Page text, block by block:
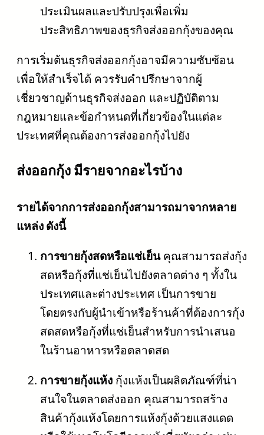
ประเมินผลและปรับปรุงเพื่อเพิ่ม
ประสิทธิภาพของธุรกิจส่งออกกุ้งของคุณ
การเริ่มต้นธุรกิจส่งออกกุ้งอาจมีความซับซ้อน
เพื่อให้สำเร็จได้ ควรรับคำปรึกษาจากผู้
เชี่ยวชาญด้านธุรกิจส่งออก และปฏิบัติตาม
กฎหมายและข้อกำหนดที่เกี่ยวข้องในแต่ละ
ประเทศที่คุณต้องการส่งออกกุ้งไปยัง
ส่งออกกุ้ง มีรายจากอะไรบ้าง
รายได้จากการส่งออกกุ้งสามารถมาจากหลาย
แหล่ง ดังนี้
การขายกุ้งสดหรือแช่เย็นคุณสามารถส่งกุ้ง
สดหรือกุ้งที่แช่เย็นไปยังตลาดต่าง ๆ ทั้งใน
ประเทศและต่างประเทศ เป็นการขาย
โดยตรงกับผู้นำเข้าหรือร้านค้าที่ต้องการกุ้ง
สดสดหรือกุ้งที่แช่เย็นสำหรับการนำเสนอ
ในร้านอาหารหรือตลาดสด
การขายกุ้งแห้ง กุ้งแห้งเป็นผลิตภัณฑ์ที่น่า
สนใจในตลาดส่งออก คุณสามารถสร้าง
สินค้ากุ้งแห้งโดยการแห้งกุ้งด้วยแสงแดด